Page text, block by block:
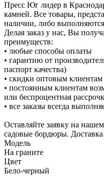
Пресс Юг лидер в
камней. Все товары,
наличии, либо
Делая заказ у нас, Вы
преимуществ:
• любые способы оплаты
• гарантию от
паспорт качества)
• скидки оптовым клиентам
• постоянным клиентам
или беспроцентная
• все заказы всегда
Оставляйте заявку на
садовые бордюры.
Модель
На граните
Цвет
Бело-черный